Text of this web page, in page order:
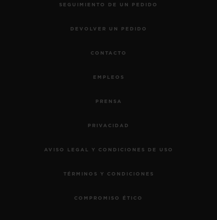
SEGUIMIENTO DE UN PEDIDO
DEVOLVER UN PEDIDO
CONTACTO
EMPLEOS
PRENSA
PRIVACIDAD
AVISO LEGAL Y CONDICIONES DE USO
TÉRMINOS Y CONDICIONES
COMPROMISO ÉTICO